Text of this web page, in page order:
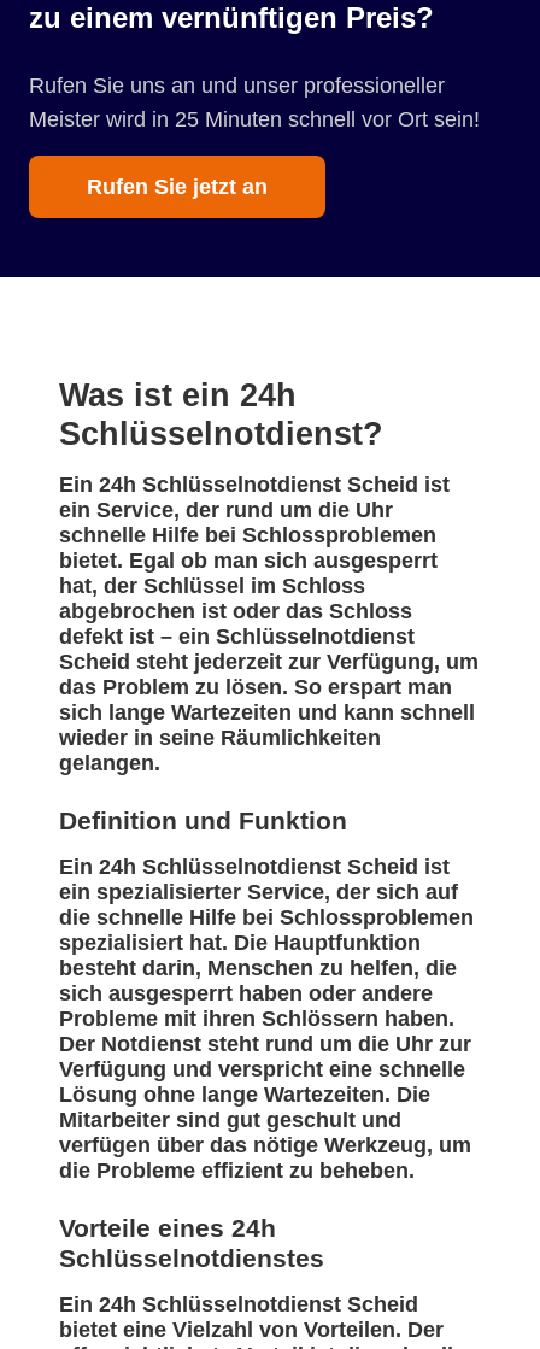
zu einem vernünftigen Preis?
Rufen Sie uns an und unser professioneller
Meister wird in 25 Minuten schnell vor Ort sein!
Rufen Sie jetzt an
Was ist ein 24h
Schlüsselnotdienst?
Ein 24h Schlüsselnotdienst Scheid ist
ein Service, der rund um die Uhr
schnelle Hilfe bei Schlossproblemen
bietet. Egal ob man sich ausgesperrt
hat, der Schlüssel im Schloss
abgebrochen ist oder das Schloss
defekt ist – ein Schlüsselnotdienst
Scheid steht jederzeit zur Verfügung, um
das Problem zu lösen. So erspart man
sich lange Wartezeiten und kann schnell
wieder in seine Räumlichkeiten
gelangen.
Definition und Funktion
Ein 24h Schlüsselnotdienst Scheid ist
ein spezialisierter Service, der sich auf
die schnelle Hilfe bei Schlossproblemen
spezialisiert hat. Die Hauptfunktion
besteht darin, Menschen zu helfen, die
sich ausgesperrt haben oder andere
Probleme mit ihren Schlössern haben.
Der Notdienst steht rund um die Uhr zur
Verfügung und verspricht eine schnelle
Lösung ohne lange Wartezeiten. Die
Mitarbeiter sind gut geschult und
verfügen über das nötige Werkzeug, um
die Probleme effizient zu beheben.
Vorteile eines 24h
Schlüsselnotdienstes
Ein 24h Schlüsselnotdienst Scheid
bietet eine Vielzahl von Vorteilen. Der